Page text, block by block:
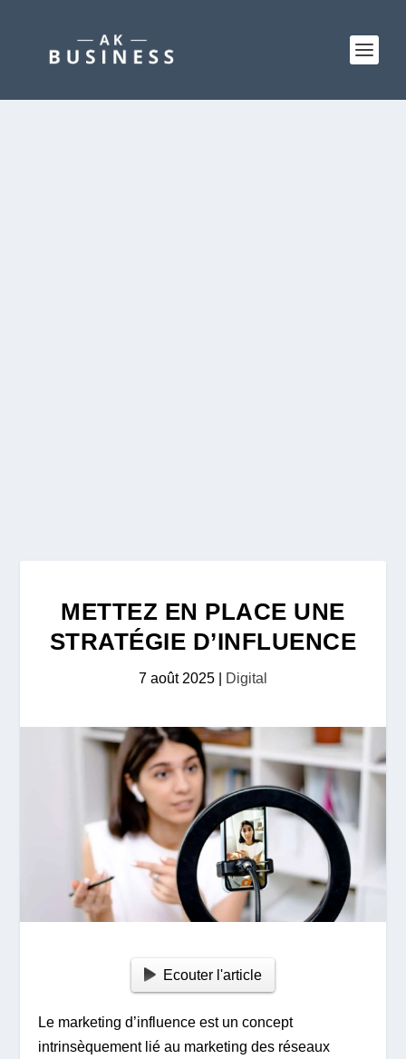
METTEZ EN PLACE UNE
STRATÉGIE D’INFLUENCE
7 août 2025 Digital
Ecouter l'article
Le marketing d’influence est un concept
intrinsèquement lié au marketing des réseaux